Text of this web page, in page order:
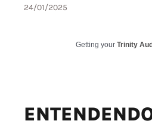
24/01/2025
Getting your Trinity